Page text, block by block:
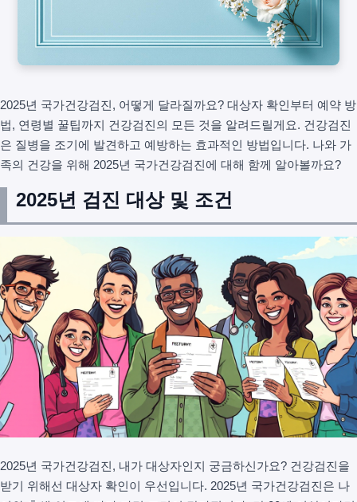
2025년 국가건강검진, 어떻게 달라질까요? 대상자 확인부터 예약 방
법, 연령별 꿀팁까지 건강검진의 모든 것을 알려드릴게요. 건강검진
은 질병을 조기에 발견하고 예방하는 효과적인 방법입니다. 나와 가
족의 건강을 위해 2025년 국가건강검진에 대해 함께 알아볼까요?
2025년 검진 대상 및 조건
2025년 국가건강검진, 내가 대상자인지 궁금하신가요? 건강검진을
받기 위해선 대상자 확인이 우선입니다. 2025년 국가건강검진은 나